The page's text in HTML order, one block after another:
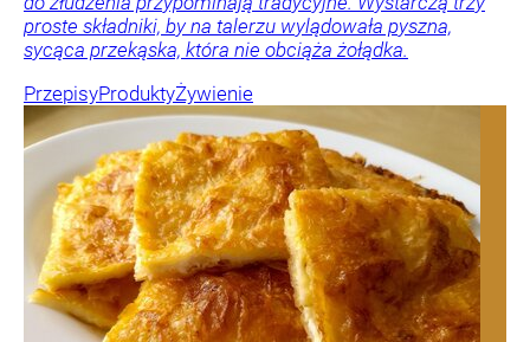
proste składniki, by na talerzu wylądowała pyszna,
sycąca przekąska, która nie obciąża żołądka.
PrzepisyProduktyŻywienie